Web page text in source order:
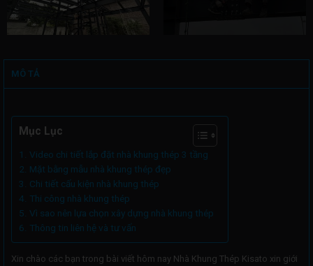
MÔ TẢ
Mục Lục
Video chi tiết lắp đặt nhà khung thép 3 tầng
Mặt bằng mẫu nhà khung thép đẹp
Chi tiết cấu kiện nhà khung thép
Thi công nhà khung thép
Vì sao nên lựa chọn xây dựng nhà khung thép
Thông tin liên hệ và tư vấn
Xin chào các bạn trong bài viết hôm nay Nhà Khung Thép Kisato xin giới